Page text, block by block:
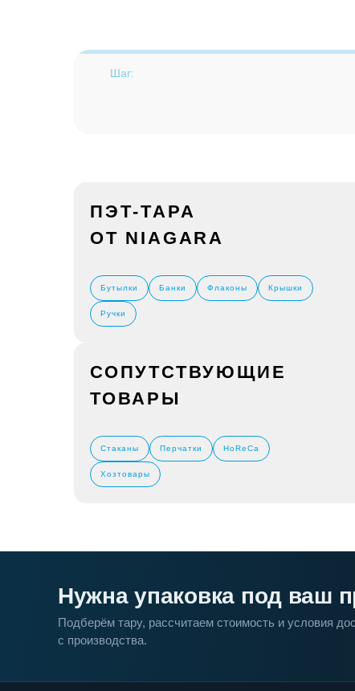
Шаг:
ПЭТ-ТАРА
ОТ NIAGARA
Бутылки Банки Флаконы Крышки
Ручки
СОПУТСТВУЮЩИЕ
ТОВАРЫ
Стаканы Перчатки HoReCa
Хозтовары
Нужна упаковка под ваш
Подберём тару, рассчитаем стоимость и условия
с производства.